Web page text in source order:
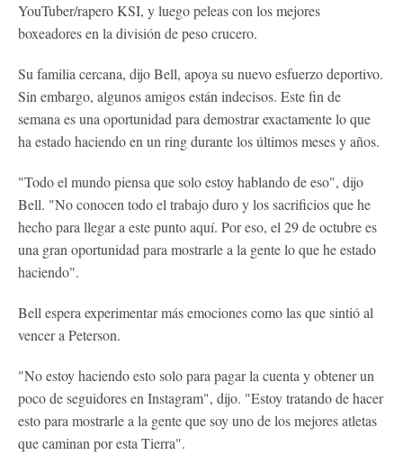
YouTuber/rapero KSI, y luego peleas con los mejores
boxeadores en la división de peso crucero.
Su familia cercana, dijo Bell, apoya su nuevo esfuerzo deportivo.
Sin embargo, algunos amigos están indecisos. Este fin de
semana es una oportunidad para demostrar exactamente lo que
ha estado haciendo en un ring durante los últimos meses y años.
"Todo el mundo piensa que solo estoy hablando de eso", dijo
Bell. "No conocen todo el trabajo duro y los sacrificios que he
hecho para llegar a este punto aquí. Por eso, el 29 de octubre es
una gran oportunidad para mostrarle a la gente lo que he estado
haciendo".
Bell espera experimentar más emociones como las que sintió al
vencer a Peterson.
"No estoy haciendo esto solo para pagar la cuenta y obtener un
poco de seguidores en Instagram", dijo. "Estoy tratando de hacer
esto para mostrarle a la gente que soy uno de los mejores atletas
que caminan por esta Tierra".